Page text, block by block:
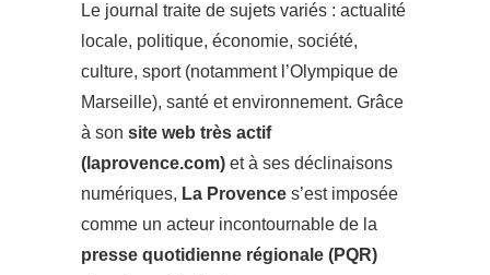
Le journal traite de sujets variés : actualité
locale, politique, économie, société,
culture, sport (notamment l’Olympique de
Marseille), santé et environnement. Grâce
à son site web très actif
(laprovence.com) et à ses déclinaisons
numériques, La Provence s’est imposée
comme un acteur incontournable de la
presse quotidienne régionale (PQR)